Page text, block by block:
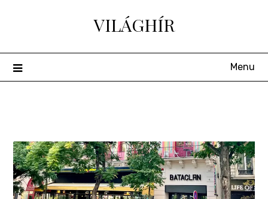
VILÁGHÍR
Menu